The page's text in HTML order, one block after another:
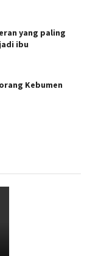
yang paling
ibu
Kebumen